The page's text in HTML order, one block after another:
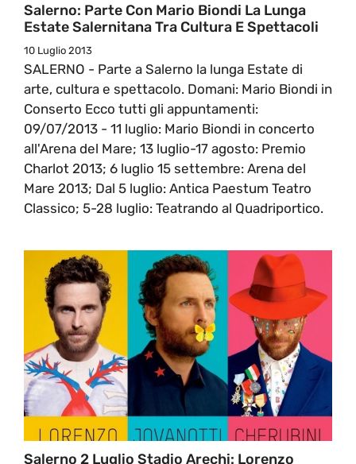
Salerno: Parte Con Mario Biondi La Lunga
Estate Salernitana Tra Cultura E Spettacoli
10 Luglio 2013
SALERNO - Parte a Salerno la lunga Estate di
arte, cultura e spettacolo. Domani: Mario Biondi in
Conserto Ecco tutti gli appuntamenti:
09/07/2013 - 11 luglio: Mario Biondi in concerto
all'Arena del Mare; 13 luglio-17 agosto: Premio
Charlot 2013; 6 luglio 15 settembre: Arena del
Mare 2013; Dal 5 luglio: Antica Paestum Teatro
Classico; 5-28 luglio: Teatrando al Quadriportico.
Salerno 2 Luglio Stadio Arechi: Lorenzo